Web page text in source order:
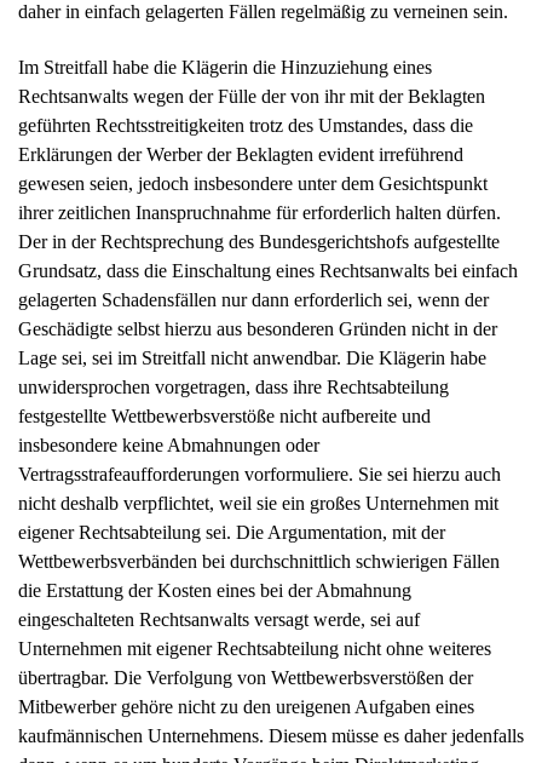
daher in einfach gelagerten Fällen regelmäßig zu verneinen sein.
Im Streitfall habe die Klägerin die Hinzuziehung eines
Rechtsanwalts wegen der Fülle der von ihr mit der Beklagten
geführten Rechtsstreitigkeiten trotz des Umstandes, dass die
Erklärungen der Werber der Beklagten evident irreführend
gewesen seien, jedoch insbesondere unter dem Gesichtspunkt
ihrer zeitlichen Inanspruchnahme für erforderlich halten dürfen.
Der in der Rechtsprechung des Bundesgerichtshofs aufgestellte
Grundsatz, dass die Einschaltung eines Rechtsanwalts bei einfach
gelagerten Schadensfällen nur dann erforderlich sei, wenn der
Geschädigte selbst hierzu aus besonderen Gründen nicht in der
Lage sei, sei im Streitfall nicht anwendbar. Die Klägerin habe
unwidersprochen vorgetragen, dass ihre Rechtsabteilung
festgestellte Wettbewerbsverstöße nicht aufbereite und
insbesondere keine Abmahnungen oder
Vertragsstrafeaufforderungen vorformuliere. Sie sei hierzu auch
nicht deshalb verpflichtet, weil sie ein großes Unternehmen mit
eigener Rechtsabteilung sei. Die Argumentation, mit der
Wettbewerbsverbänden bei durchschnittlich schwierigen Fällen
die Erstattung der Kosten eines bei der Abmahnung
eingeschalteten Rechtsanwalts versagt werde, sei auf
Unternehmen mit eigener Rechtsabteilung nicht ohne weiteres
übertragbar. Die Verfolgung von Wettbewerbsverstößen der
Mitbewerber gehöre nicht zu den ureigenen Aufgaben eines
kaufmännischen Unternehmens. Diesem müsse es daher jedenfalls